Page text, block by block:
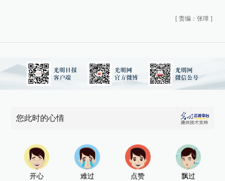
[ 责编：张璋 ]
您此时的心情
开心 难过 点赞 飘过